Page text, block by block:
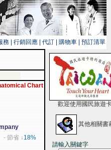
務 行銷回應 代訂 購物車 預訂清單
Chart
- 節省 ↓18%
歡迎使用國民旅遊
其他相關書
請輸入關鍵字